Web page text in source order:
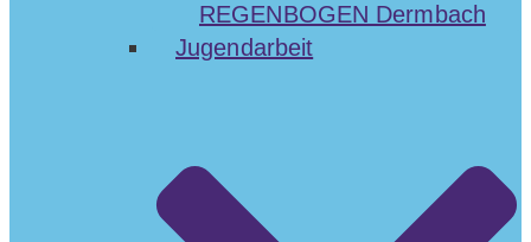
REGENBOGEN Dermbach
Jugendarbeit